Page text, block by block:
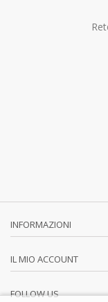
INFORMAZIONI
IL MIO ACCOUNT
FOLLOW US